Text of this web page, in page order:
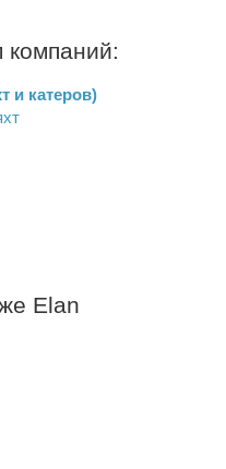
компаний:
и катеров)
Elan